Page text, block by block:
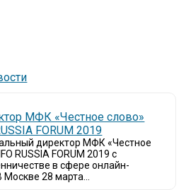
МФК «Честное слово»
FORUM 2019
директор МФК «Честное
RUSSIA FORUM 2019 с
в сфере онлайн-
28 марта...